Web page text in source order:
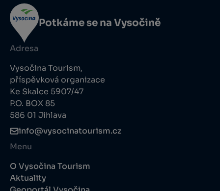
Potkáme se na Vysočině
Adresa
Vysočina Tourism,
příspěvková organizace
Ke Skalce 5907/47
P.O. BOX 85
586 01 Jihlava
info@vysocinatourism.cz
Menu
O Vysočina Tourism
Aktuality